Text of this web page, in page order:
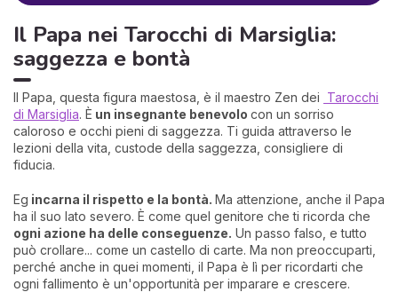
Il Papa nei Tarocchi di Marsiglia:
saggezza e bontà
Il Papa, questa figura maestosa, è il maestro Zen dei Tarocchi
di Marsiglia. È un insegnante benevolo con un sorriso
caloroso e occhi pieni di saggezza. Ti guida attraverso le
lezioni della vita, custode della saggezza, consigliere di
fiducia.
Eg incarna il rispetto e la bontà. Ma attenzione, anche il Papa
ha il suo lato severo. È come quel genitore che ti ricorda che
ogni azione ha delle conseguenze. Un passo falso, e tutto
può crollare... come un castello di carte. Ma non preoccuparti,
perché anche in quei momenti, il Papa è lì per ricordarti che
ogni fallimento è un'opportunità per imparare e crescere.